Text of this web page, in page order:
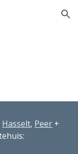
Skip to navigation
Hasselt, Peer